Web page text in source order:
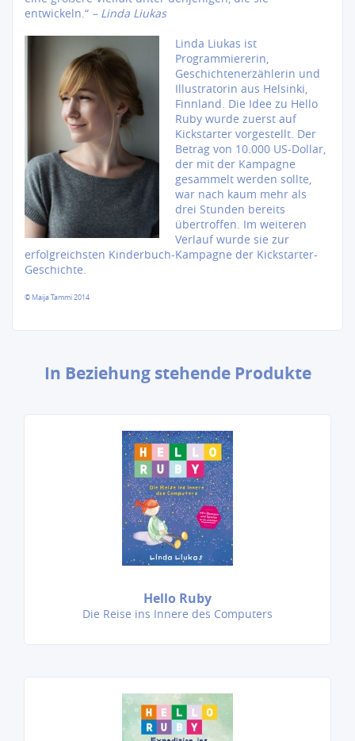
entwickeln.“ – Linda Liukas
Linda Liukas ist
Programmiererin,
Geschichtenerzählerin und
Illustratorin aus Helsinki,
Finnland. Die Idee zu Hello
Ruby wurde zuerst auf
Kickstarter vorgestellt. Der
Betrag von 10.000 US-Dollar,
der mit der Kampagne
gesammelt werden sollte,
war nach kaum mehr als
drei Stunden bereits
übertroffen. Im weiteren
Verlauf wurde sie zur
erfolgreichsten Kinderbuch-Kampagne der Kickstarter-
Geschichte.
© Maija Tammi 2014
In Beziehung stehende Produkte
Hello Ruby
Die Reise ins Innere des Computers